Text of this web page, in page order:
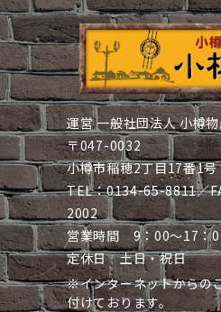
運営 一般社団法人 小樽
〒047-0032
小樽市稲穂2丁目17番1
TEL：0134-65-8811／
2002
営業時間 9：00～17：
定休日 土日・祝日
※インターネットからの
付けております。